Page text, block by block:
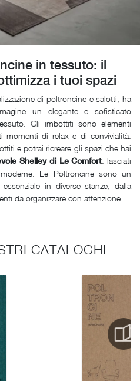
in tessuto: il
i tuoi spazi
di poltroncine e salotti, ha
un elegante e sofisticato
Gli imbottiti sono elementi
momenti di relax e di convivialità.
e potrai ricreare gli spazi che hai
Shelley di Le Comfort: lasciati
Le Poltroncine sono un
in diverse stanze, dalla
da organizzare con attenzione.
CATALOGHI